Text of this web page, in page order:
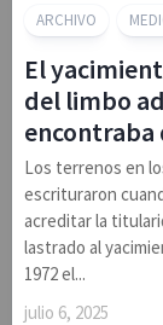
ARCHIVO
El
del limbo
encontraba
Los terrenos en
escrituraron
acreditar la
lastrado al
1972 el...
julio 6, 2025